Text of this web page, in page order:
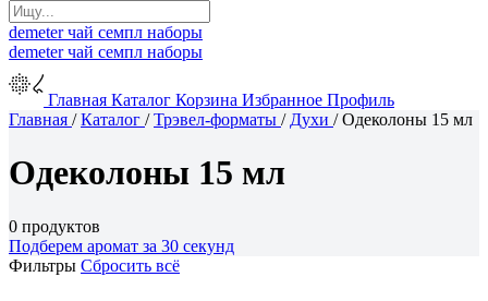
demeterчай семпл наборы
demeterчай семпл наборы
Главная Каталог Корзина Избранное Профиль
Главная /Каталог /Трэвел-форматы / Духи /Одеколоны 15 мл
Одеколоны 15 мл
0 продуктов
Подберем аромат за 30 секунд
Фильтры Сбросить всё